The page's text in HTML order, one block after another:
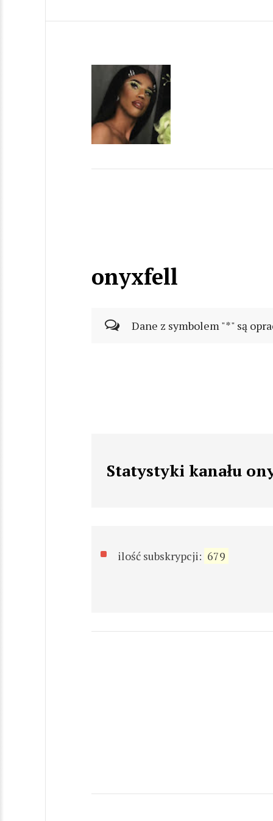
onyxfell
Dane z symbolem "*" są
Statystyki kanału
ilość subskrypcji: 679